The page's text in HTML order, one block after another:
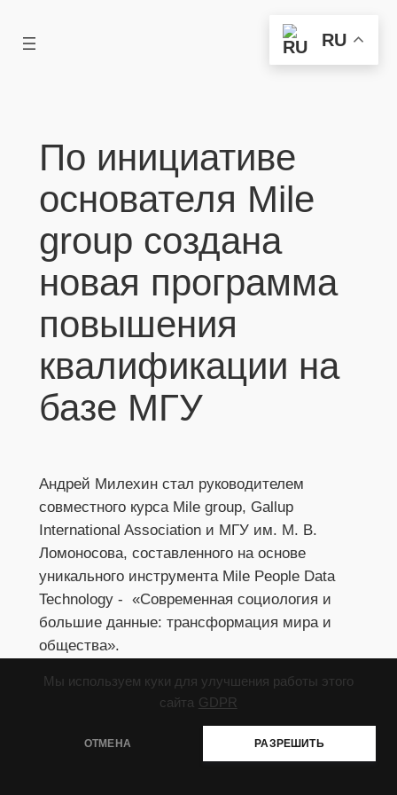
Мы используем куки для улучшения работы этого
сайта GDPR
ОТМЕНА РАЗРЕШИТЬ
RU
По инициативе
основателя Mile
group создана
новая программа
повышения
квалификации на
базе МГУ
Андрей Милехин стал руководителем
совместного курса Mile group, Gallup
International Association и МГУ им. М. В.
Ломоносова, составленного на основе
уникального инструмента Mile People Data
Technology -  «Современная социология и
большие данные: трансформация мира и
общества».